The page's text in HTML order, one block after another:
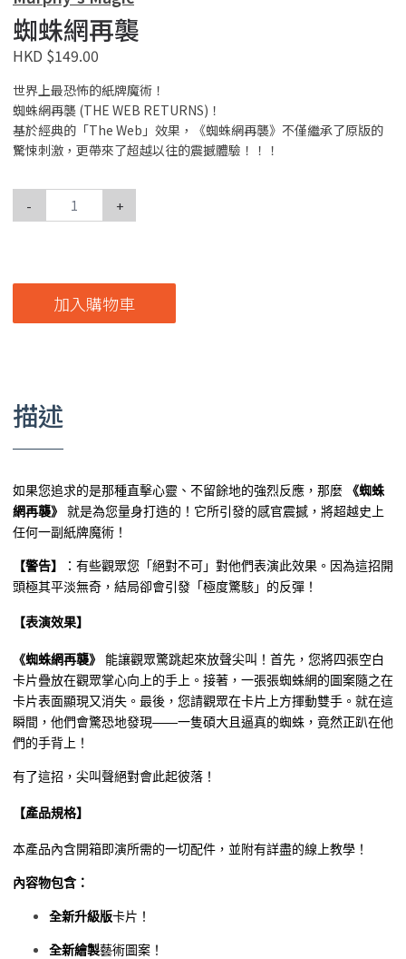
蜘蛛網再襲
HKD $149.00
世界上最恐怖的紙牌魔術！
蜘蛛網再襲 (THE WEB RETURNS)！
基於經典的「The Web」效果，《蜘蛛網再襲》不僅繼承了原版的
驚悚刺激，更帶來了超越以往的震撼體驗！！！
- +
加入購物車
描述
如果您追求的是那種直擊心靈、不留餘地的強烈反應，那麼
《蜘蛛
網再襲》
就是為您量身打造的！它所引發的感官震撼，將超越史上
任何一副紙牌魔術！
【警告】
：有些觀眾您「絕對不可」對他們表演此效果。因為這招開
頭極其平淡無奇，結局卻會引發「極度驚駭」的反彈！
【表演效果】
《蜘蛛網再襲》
能讓觀眾驚跳起來放聲尖叫！首先，您將四張空白
卡片疊放在觀眾掌心向上的手上。接著，一張張蜘蛛網的圖案隨之在
卡片表面顯現又消失。最後，您請觀眾在卡片上方揮動雙手。就在這
瞬間，他們會驚恐地發現——一隻碩大且逼真的蜘蛛，竟然正趴在他
們的手背上！
有了這招，尖叫聲絕對會此起彼落！
【產品規格】
本產品內含開箱即演所需的一切配件，並附有詳盡的線上教學！
內容物包含：
全新升級版卡片！
全新繪製藝術圖案！